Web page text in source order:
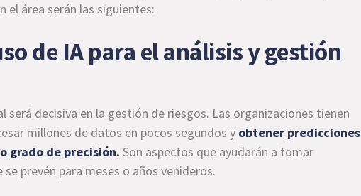
el área serán las siguientes:
de IA para el análisis y gestión
será decisiva en la gestión de riesgos. Las organizaciones tienen
millones de datos en pocos segundos y obtener predicciones
grado de precisión. Son aspectos que ayudarán a tomar
prevén para meses o años venideros.